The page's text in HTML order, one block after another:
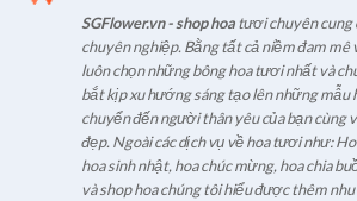
SGFlower.vn - shop hoatươi chuyên cung
chuyên nghiệp. Bằng tất cả niềm đam mê
luôn chọn những bông hoa tươi nhất và
bắt kịp xu hướng sáng tạo lên những
chuyển đến người thân yêu của bạn cùng
đẹp. Ngoài các dịch vụ về hoa tươi như:
hoa sinh nhật, hoa chúc mừng, hoa chia
và shop hoa chúng tôi hiểu được thêm